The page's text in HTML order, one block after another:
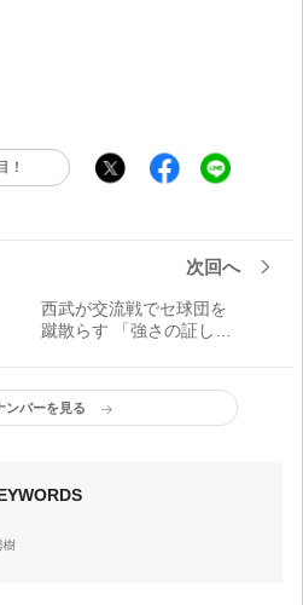
！
次回へ
西武が交流戦でセ球団を
蹴散らす 「強さの証し」
ンバーを見る
樹